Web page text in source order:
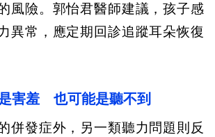
風險。郭怡君醫師建議，孩子感
異常，應定期回診追蹤耳朵恢復
害羞 也可能是聽不到
併發症外，另一類聽力問題則反